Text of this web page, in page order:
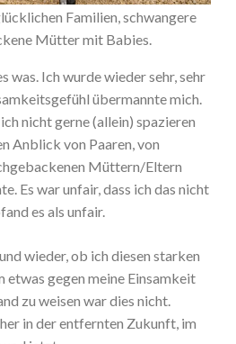
Familien, schwangere
Mütter mit Babies.
was. Ich wurde wieder sehr, sehr
übermannte mich.
nicht gerne (allein) spazieren
Anblick von Paaren, von
Müttern/Eltern
Es war unfair, dass ich das nicht
es als unfair.
wieder, ob ich diesen starken
etwas gegen meine Einsamkeit
zu weisen war dies nicht.
in der entfernten Zukunft, im